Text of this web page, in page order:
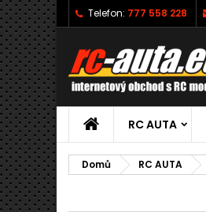
Telefon: 777 558 228
RC AUTA
Domů RC AUTA